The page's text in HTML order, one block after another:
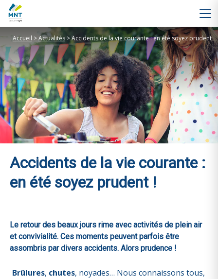
Accueil >Actualités >Accidents de la vie courante : en été soyez prudent
Accidents de la vie courante :
en été soyez prudent !
Le retour des beaux jours rime avec activités de plein air
et convivialité. Ces moments peuvent parfois être
assombris par divers accidents. Alors prudence !
Brûlures, chutes, noyades… Nous connaissons tous,